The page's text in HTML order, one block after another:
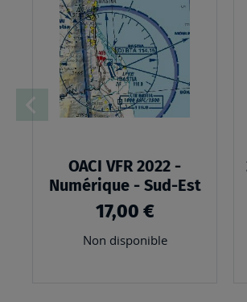
OACI VFR 2022 -
Numérique - Sud-Est
17,00 €
Non disponible